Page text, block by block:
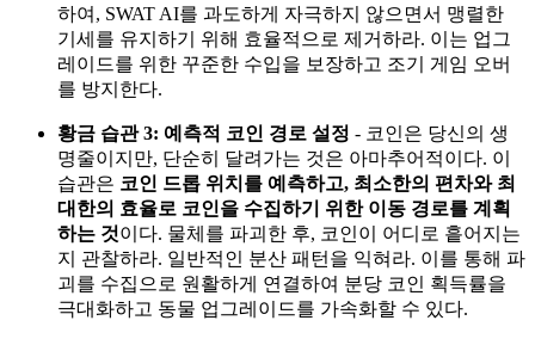
하여, SWAT AI를 과도하게 자극하지 않으면서 맹렬한
기세를 유지하기 위해 효율적으로 제거하라. 이는 업그
레이드를 위한 꾸준한 수입을 보장하고 조기 게임 오버
를 방지한다.
황금 습관 3: 예측적 코인 경로 설정 - 코인은 당신의 생
명줄이지만, 단순히 달려가는 것은 아마추어적이다. 이
습관은 코인 드롭 위치를 예측하고, 최소한의 편차와 최
대한의 효율로 코인을 수집하기 위한 이동 경로를 계획
하는 것이다. 물체를 파괴한 후, 코인이 어디로 흩어지는
지 관찰하라. 일반적인 분산 패턴을 익혀라. 이를 통해 파
괴를 수집으로 원활하게 연결하여 분당 코인 획득률을
극대화하고 동물 업그레이드를 가속화할 수 있다.